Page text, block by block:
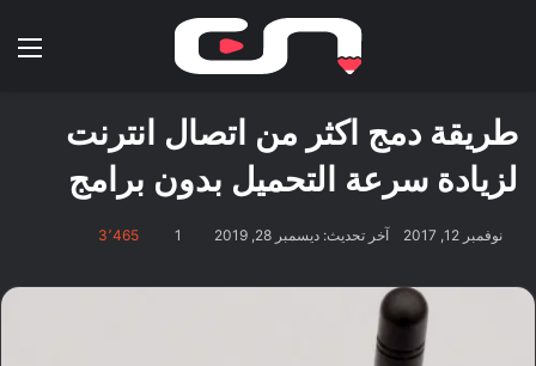
طريقة دمج اكثر من اتصال انترنت
لزيادة سرعة التحميل بدون برامج
نوفمبر 12, 2017 آخر تحديث: ديسمبر 28, 2019 1 3٬465